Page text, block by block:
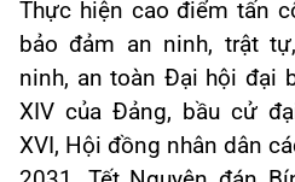
Thực hiện cao điểm tấn
bảo đảm an ninh, trật
ninh, an toàn Đại hội đại
XIV của Đảng, bầu cử
XVI, Hội đồng nhân dân